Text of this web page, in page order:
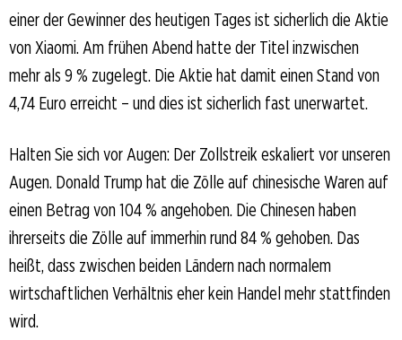
einer der Gewinner des heutigen Tages ist sicherlich die Aktie
von Xiaomi. Am frühen Abend hatte der Titel inzwischen
mehr als 9 % zugelegt. Die Aktie hat damit einen Stand von
4,74 Euro erreicht – und dies ist sicherlich fast unerwartet.
Halten Sie sich vor Augen: Der Zollstreik eskaliert vor unseren
Augen. Donald Trump hat die Zölle auf chinesische Waren auf
einen Betrag von 104 % angehoben. Die Chinesen haben
ihrerseits die Zölle auf immerhin rund 84 % gehoben. Das
heißt, dass zwischen beiden Ländern nach normalem
wirtschaftlichen Verhältnis eher kein Handel mehr stattfinden
wird.